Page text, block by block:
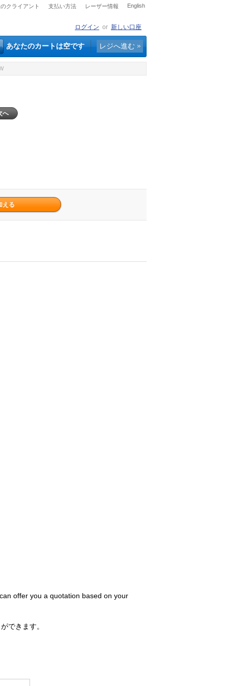
クライアント 支払い方法 レーザー情報 English
ログイン or 新しい口座
あなたのカートは空です レジへ進む
へ
offer you a quotation based on your
できます。